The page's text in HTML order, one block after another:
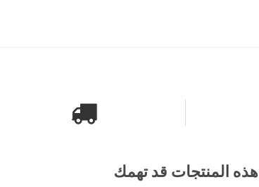
هذه المنتجات قد تهمك